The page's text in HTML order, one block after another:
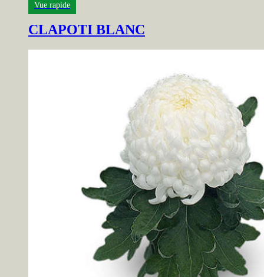
Vue rapide
CLAPOTI BLANC